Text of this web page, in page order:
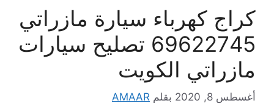
كراج كهرباء سيارة مازراتي
69622745 تصليح سيارات
مازراتي الكويت
أغسطس 8, 2020 بقلم AMAAR